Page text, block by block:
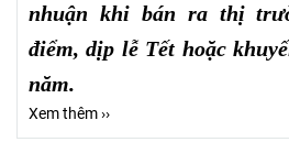
nhuận khi bán ra thị
điểm, dịp lễ Tết hoặc
năm.
Xem thêm ››